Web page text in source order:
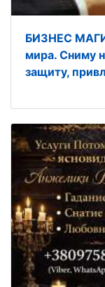
БИЗНЕС
мира. Сниму
защиту,